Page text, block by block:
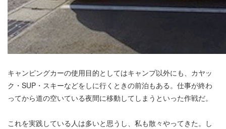
キャンピングカーの使用目的としてはキャンプ以外にも、カヤッ
ク・SUP・スキーなどをしに行くときの前泊もある。仕事が終わ
ってから道の空いている夜間に移動してしまうといった作戦だ。
これを実践している人は多いと思うし、私も散々やってきた。し